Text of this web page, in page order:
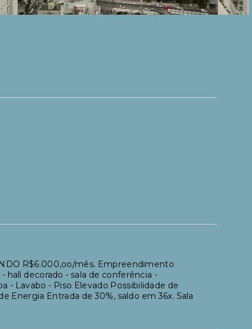
R$6.000,oo/mês. Empreendimento
hall decorado - sala de conferência -
- Lavabo - Piso Elevado Possibilidade de
Energia Entrada de 30%, saldo em 36x. Sala